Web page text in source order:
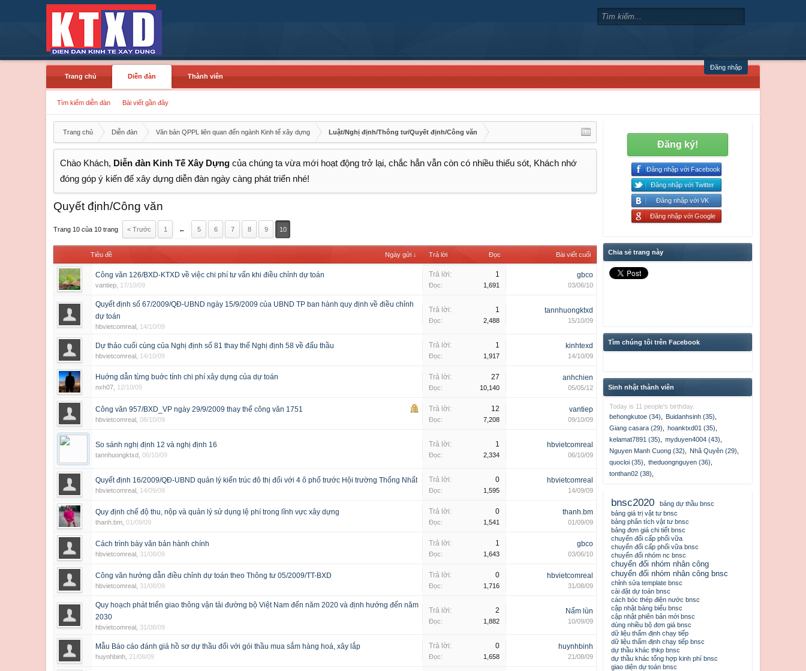
Đăng nhập
Trang chủ
Diễn đàn
Tìm kiếm diễn đàn Bài viết gần đây
Thành viên
Trang chủ Diễn đàn Văn bản QPPL liên quan đến ngành Kinh tế xây dựng Luật/Nghị định/Thông tư/Quyết định/Công văn
Chào Khách, Diễn đàn Kinh Tế Xây Dựng của chúng ta vừa mới hoạt động trở lại, chắc hẳn vẫn còn có nhiều thiếu sót, Khách nhớ
đóng góp ý kiến để xây dựng diễn đàn ngày càng phát triển nhé!
Quyết định/Công văn
Trang 10 của 10 trang < Trước 1 ← 5 6 7 8 9 10
Tiêu đề Ngày gửi ↓ Trả lời Đọc Bài viết cuối
Công văn 126/BXD-KTXD về việc chi phí tư vấn khi điều chỉnh dự toán
vantiep 17/10/09
Trả lời: 1
Đọc: 1,691
gbco
03/06/10
Quyết định số 67/2009/QĐ-UBND ngày 15/9/2009 của UBND TP ban hành quy định về điều chỉnh
dự toán
hbvietcomreal 14/10/09
Trả lời: 1
Đọc: 2,488
tannhuongktxd
15/10/09
Dự thảo cuối cùng của Nghị định số 81 thay thế Nghị định 58 về đấu thầu
hbvietcomreal 14/10/09
Trả lời: 1
Đọc: 1,917
kinhtexd
14/10/09
Huớng dẫn từng buớc tính chi phí xây dựng của dự toán
nxh07 12/10/09
Trả lời: 27
Đọc: 10,140
anhchien
05/05/12
Công văn 957/BXD_VP ngày 29/9/2009 thay thế công văn 1751
hbvietcomreal 08/10/09
Trả lời: 12
Đọc: 7,208
vantiep
09/10/09
So sánh nghị định 12 và nghị định 16
tannhuongktxd 06/10/09
Trả lời: 1
Đọc: 2,334
hbvietcomreal
06/10/09
Quyết định 16/2009/QĐ-UBND quản lý kiến trúc đô thị đối với 4 ô phố trước Hội trường Thống Nhất
hbvietcomreal 14/09/09
Trả lời: 0
Đọc: 1,595
hbvietcomreal
14/09/09
Quy định chế độ thu, nộp và quản lý sử dụng lệ phí trong lĩnh vực xây dựng
thanh.bm 01/09/09
Trả lời: 0
Đọc: 1,541
thanh.bm
01/09/09
Cách trình bày văn bản hành chính
hbvietcomreal 31/08/09
Trả lời: 1
Đọc: 1,643
gbco
03/06/10
Công văn hướng dẫn điều chỉnh dự toán theo Thông tư 05/2009/TT-BXD
hbvietcomreal 31/08/09
Trả lời: 0
Đọc: 1,716
hbvietcomreal
31/08/09
Quy hoạch phát triển giao thông vận tải đường bộ Việt Nam đến năm 2020 và định hướng đến năm
2030
hbvietcomreal 31/08/09
Trả lời: 2
Đọc: 1,882
Nấm lùn
10/09/09
Mẫu Báo cáo đánh giá hồ sơ dự thầu đối với gói thầu mua sắm hàng hoá, xây lắp
huynhbinh 21/08/09
Trả lời: 0
Đọc: 1,658
huynhbinh
21/08/09
Đăng ký!
Đăng nhập với Facebook
Đăng nhập với Twitter
Đăng nhập với VK
Đăng nhập với Google
Chia sẻ trang này
Tìm chúng tôi trên Facebook
Sinh nhật thành viên
Today is 11 people's birthday.
behongkutoe (34)
Buidanhsinh (35)
Giang casara (29)
hoanktxd01 (35)
kelamat7891 (35)
myduyen4004 (43)
Nguyen Manh Cuong (32)
Nhã Quyên (29)
quocloi (35)
theduongnguyen (36)
tonthan02 (38)
bnsc2020
bảng dự thầu bnsc
bảng giá trị vật tư bnsc
bảng phân tích vật tư bnsc
bảng đơn giá chi tiết bnsc
chuyển đổi cấp phối vữa
chuyển đổi cấp phối vữa bnsc
chuyển đổi nhóm nc bnsc
chuyển đổi nhóm nhân công
chuyển đổi nhóm nhân công bnsc
chỉnh sửa template bnsc
cài đặt dự toán bnsc
cách bóc thép điện nước bnsc
cập nhật bảng biểu bnsc
cập nhật phiên bản mới bnsc
dùng nhiều bộ đơn giá bnsc
dữ liệu thẩm định chạy tiếp
dữ liệu thẩm định chạy tiếp bnsc
dự thầu khác thkp bnsc
dự thầu khác tổng hợp kinh phí bnsc
giao diện dự toán bnsc